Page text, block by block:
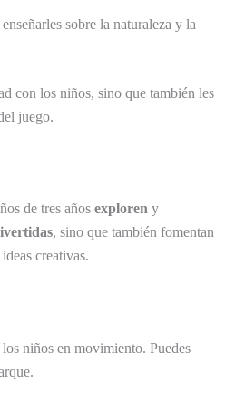
sobre la naturaleza y la
con los niños, sino que también les
juego.
de tres años exploren y
, sino que también fomentan
creativas.
niños en movimiento. Puedes